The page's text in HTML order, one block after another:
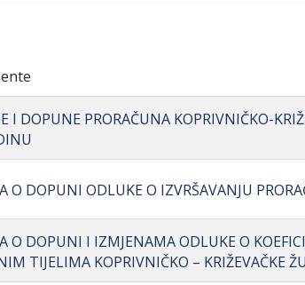
I DOPUNE PRORAČUNA KOPRIVNIČKO-
O DOPUNI ODLUKE O IZVRŠAVANJU
O DOPUNI I IZMJENAMA ODLUKE O
TIJELIMA KOPRIVNIČKO – KRIŽEVAČKE